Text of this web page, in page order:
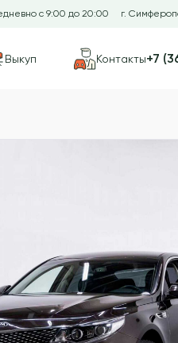
с 9:00 до 20:00 г.
Выкуп Контакты+7